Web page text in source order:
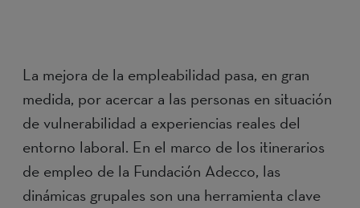
La mejora de la empleabilidad pasa, en gran
medida, por acercar a las personas en situación
de vulnerabilidad a experiencias reales del
entorno laboral. En el marco de los itinerarios
de empleo de la Fundación Adecco, las
dinámicas grupales son una herramienta clave